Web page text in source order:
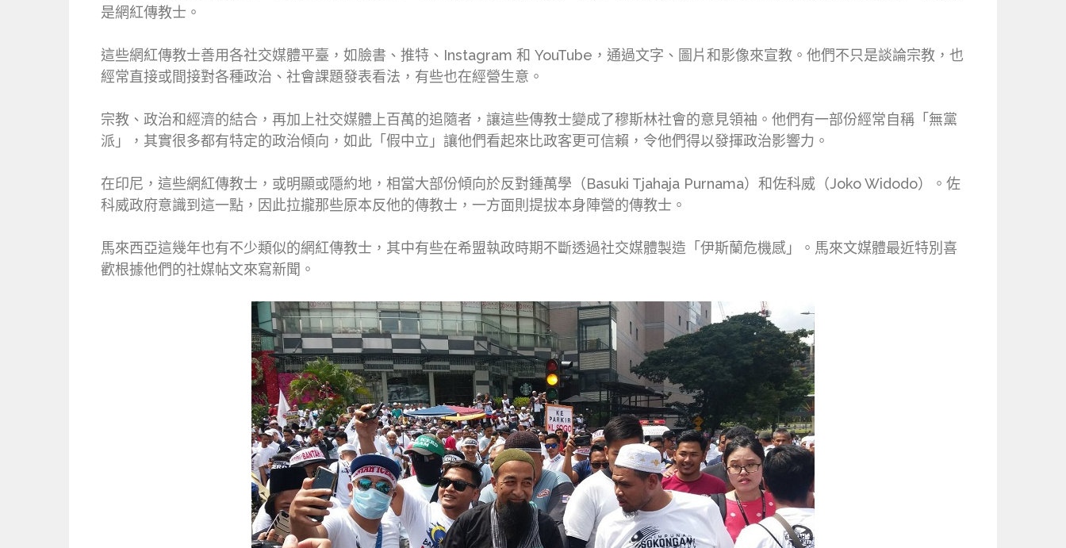
是網紅傳教士。
這些網紅傳教士善用各社交媒體平臺，如臉書、推特、Instagram 和 YouTube，通過文字、圖片和影像來宣教。他們不只是談論宗教，也
經常直接或間接對各種政治、社會課題發表看法，有些也在經營生意。
宗教、政治和經濟的結合，再加上社交媒體上百萬的追隨者，讓這些傳教士變成了穆斯林社會的意見領袖。他們有一部份經常自稱「無黨
派」，其實很多都有特定的政治傾向，如此「假中立」讓他們看起來比政客更可信賴，令他們得以發揮政治影響力。
在印尼，這些網紅傳教士，或明顯或隱約地，相當大部份傾向於反對鍾萬學（Basuki Tjahaja Purnama）和佐科威（Joko Widodo）。佐
科威政府意識到這一點，因此拉攏那些原本反他的傳教士，一方面則提拔本身陣營的傳教士。
馬來西亞這幾年也有不少類似的網紅傳教士，其中有些在希盟執政時期不斷透過社交媒體製造「伊斯蘭危機感」。馬來文媒體最近特別喜
歡根據他們的社媒帖文來寫新聞。